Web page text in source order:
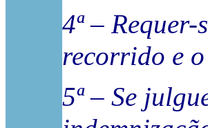
4ª –
recorrido e
5ª – Se